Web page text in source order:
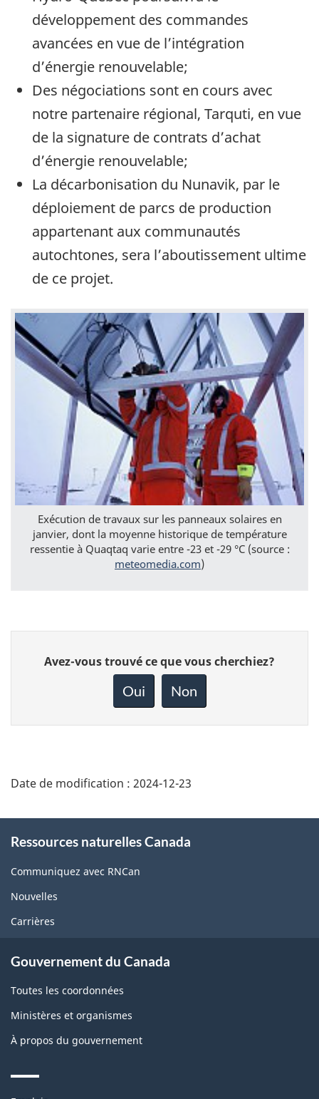
développement des commandes
avancées en vue de l’intégration
d’énergie renouvelable;
Des négociations sont en cours avec
notre partenaire régional, Tarquti, en vue
de la signature de contrats d’achat
d’énergie renouvelable;
La décarbonisation du Nunavik, par le
déploiement de parcs de production
appartenant aux communautés
autochtones, sera l’aboutissement ultime
de ce projet.
Exécution de travaux sur les panneaux solaires en
janvier, dont la moyenne historique de température
ressentie à Quaqtaq varie entre -23 et -29 °C (source :
meteomedia.com)
Donnez
votre
page
Avez-vous trouvé ce que vous cherchiez?
Oui Non
Date de modification : 2024-12-23
this
site
Ressources naturelles Canada
Communiquez avec RNCan
Nouvelles
Carrières
Gouvernement du Canada
Toutes les coordonnées
Ministères et organismes
À propos du gouvernement